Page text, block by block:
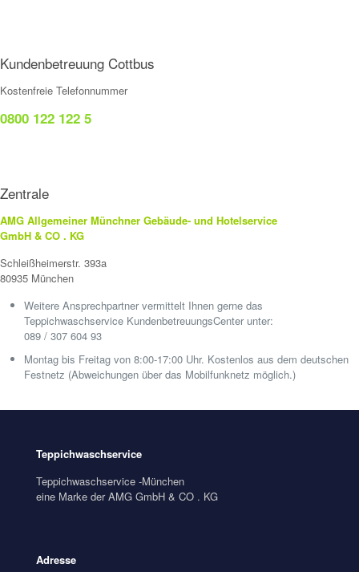
Kundenbetreuung Cottbus
Kostenfreie Telefonnummer
0800 122 122 5
Zentrale
AMG Allgemeiner Münchner Gebäude- und Hotelservice
GmbH & CO . KG
Schleißheimerstr. 393a
80935 München
Weitere Ansprechpartner vermittelt Ihnen gerne das
Teppichwaschservice KundenbetreuungsCenter unter:
089 / 307 604 93
Montag bis Freitag von 8:00-17:00 Uhr. Kostenlos aus dem deutschen
Festnetz (Abweichungen über das Mobilfunknetz möglich.)
Teppichwaschservice
Teppichwaschservice -München
eine Marke der AMG GmbH & CO . KG
Adresse